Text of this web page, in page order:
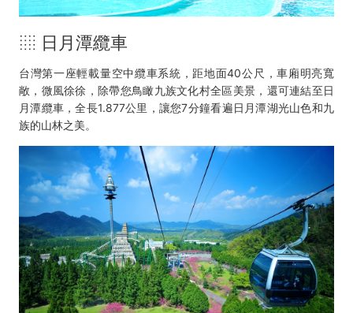
░ 日月潭纜車
台灣第一座輕載量空中纜車系統，距地面40公尺，車廂明亮寬
敞，微風徐徐，除帶您鳥瞰九族文化村全區美景，還可連結至日
月潭纜車，全長1.877公里，讓您7分鐘看遍日月潭湖光山色和九
族的山林之美。